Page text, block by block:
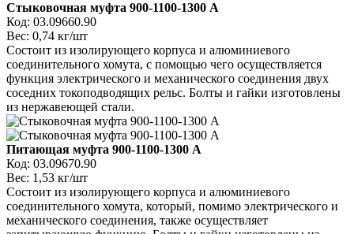
Стыковочная муфта 900-1100-1300 А
Код: 03.09660.90
Вес: 0,74 кг/шт
Состоит из изолирующего корпуса и алюминиевого
соединительного хомута, с помощью чего осуществляется
функция электрического и механического соединения двух
соседних токоподводящих рельс. Болты и гайки изготовлены
из нержавеющей стали.
Питающая муфта 900-1100-1300 А
Код: 03.09670.90
Вес: 1,53 кг/шт
Состоит из изолирующего корпуса и алюминиевого
соединительного хомута, который, помимо электрического и
механического соединения, также осуществляет